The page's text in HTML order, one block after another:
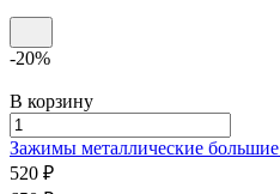
-20%
В корзину
Зажимы металлические большие
520 ₽